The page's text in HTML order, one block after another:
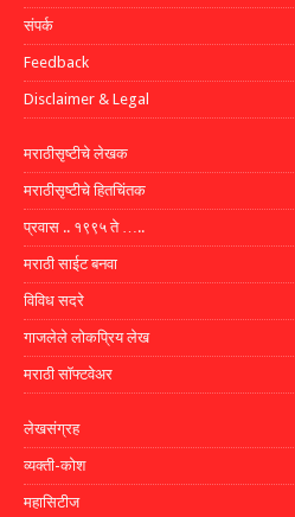
संपर्क
Feedback
Disclaimer & Legal
मराठीसृष्टीचे लेखक
मराठीसृष्टीचे हितचिंतक
प्रवास .. १९९५ ते …..
मराठी साईट बनवा
विविध सदरे
गाजलेले लोकप्रिय लेख
मराठी सॉफ्टवेअर
लेखसंग्रह
व्यक्ती-कोश
महासिटीज